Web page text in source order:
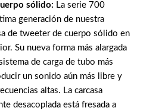
sólido: La serie 700
generación de nuestra
de tweeter de cuerpo sólido en
Su nueva forma más alargada
de carga de tubo más
un sonido aún más libre y
altas. La carcasa
desacoplada está fresada a